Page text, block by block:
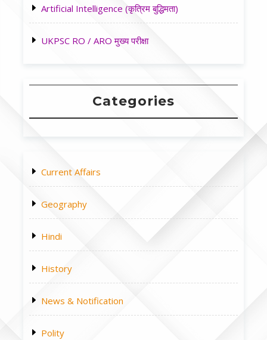
Artificial Intelligence (कृत्रिम बुद्धिमता)
UKPSC RO / ARO मुख्य परीक्षा
Categories
Current Affairs
Geography
Hindi
History
News & Notification
Polity